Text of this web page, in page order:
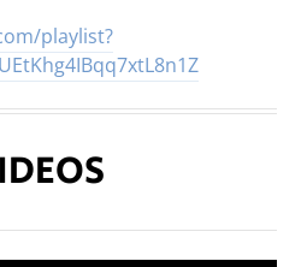
playlist?